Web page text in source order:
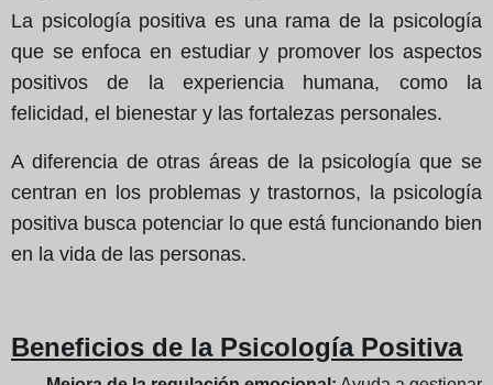
La psicología positiva es una rama de la psicología
que se enfoca en estudiar y promover los aspectos
positivos de la experiencia humana, como la
felicidad, el bienestar y las fortalezas personales.
A diferencia de otras áreas de la psicología que se
centran en los problemas y trastornos, la psicología
positiva busca potenciar lo que está funcionando bien
en la vida de las personas.
Beneficios de la Psicología Positiva